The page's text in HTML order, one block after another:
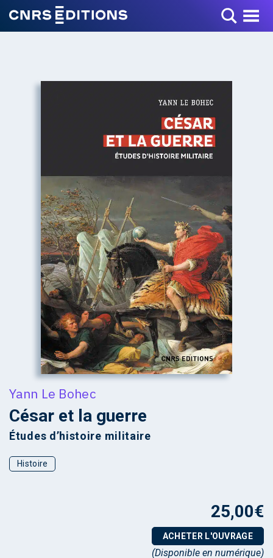
Toggle Menu
Yann Le Bohec
César et la guerre
Études d’histoire militaire
Histoire
25,00€
ACHETER L'OUVRAGE
(Disponible en numérique)